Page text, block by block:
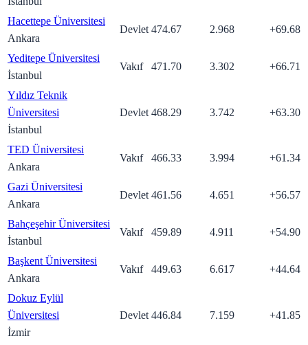
Hacettepe Üniversitesi
Ankara
Devlet 474.67 2.968 +69.68
Yeditepe Üniversitesi
İstanbul
Vakıf 471.70 3.302 +66.71
Yıldız Teknik
Üniversitesi
İstanbul
Devlet 468.29 3.742 +63.30
TED Üniversitesi
Ankara
Vakıf 466.33 3.994 +61.34
Gazi Üniversitesi
Ankara
Devlet 461.56 4.651 +56.57
Bahçeşehir Üniversitesi
İstanbul
Vakıf 459.89 4.911 +54.90
Başkent Üniversitesi
Ankara
Vakıf 449.63 6.617 +44.64
Dokuz Eylül
Üniversitesi
İzmir
Devlet 446.84 7.159 +41.85